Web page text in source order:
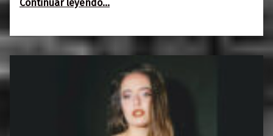
Continuar leyendo…